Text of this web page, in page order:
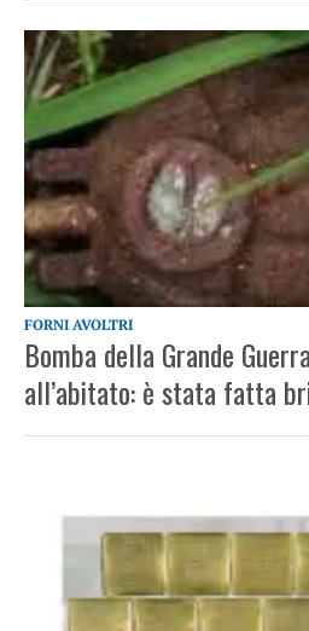
FORNI AVOLTRI
Bomba della Grande
all’abitato: è stata fatta